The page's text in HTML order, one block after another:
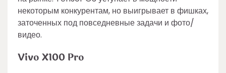
некоторым конкурентам, но выигрывает в фишках,
заточенных под повседневные задачи и фото/
видео.
Vivo X100 Pro